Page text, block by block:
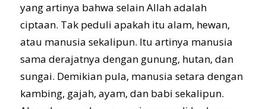
yang artinya bahwa selain Allah adalah
ciptaan. Tak peduli apakah itu alam, hewan,
atau manusia sekalipun. Itu artinya manusia
sama derajatnya dengan gunung, hutan, dan
sungai. Demikian pula, manusia setara dengan
kambing, gajah, ayam, dan babi sekalipun.